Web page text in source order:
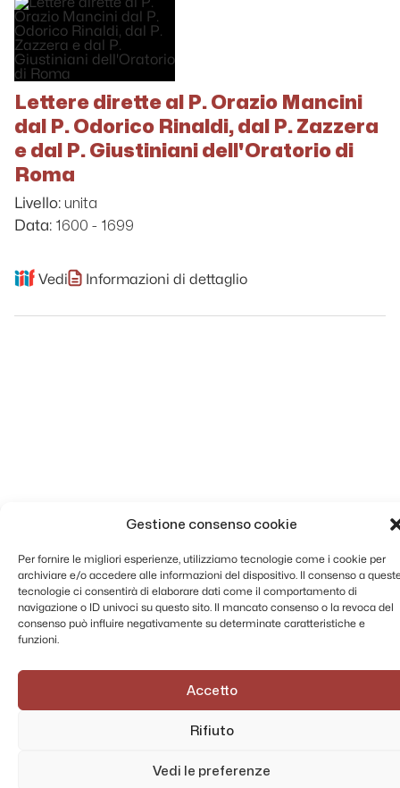
Gestione consenso cookie
Per fornire le migliori esperienze, utilizziamo tecnologie come i cookie per
archiviare e/o accedere alle informazioni del dispositivo. Il consenso a
tecnologie ci consentirà di elaborare dati come il comportamento di
navigazione o ID univoci su questo sito. Il mancato consenso o la revoca del
consenso può influire negativamente su determinate caratteristiche e
funzioni.
Accetto
Rifiuto
Vedi le preferenze
Lettere dirette al P. Orazio Mancini
dal P. Odorico Rinaldi, dal P. Zazzera
e dal P. Giustiniani dell'Oratorio di
Roma
Livello: unita
Data: 1600 - 1699
Vedi Informazioni di dettaglio